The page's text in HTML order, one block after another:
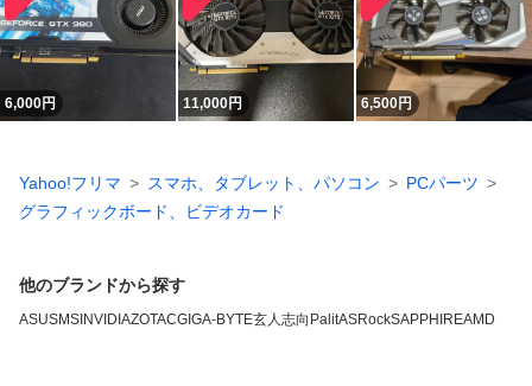
6,000円 11,000円 6,500円
Yahoo!フリマ スマホ、タブレット、パソコン
PCパーツ
グラフィックボード、ビデオカード
他のブランドから探す
ASUSMSI NVIDIAZOTACGIGA-BYTE玄人志向 PalitASRockSAPPHIREAMD